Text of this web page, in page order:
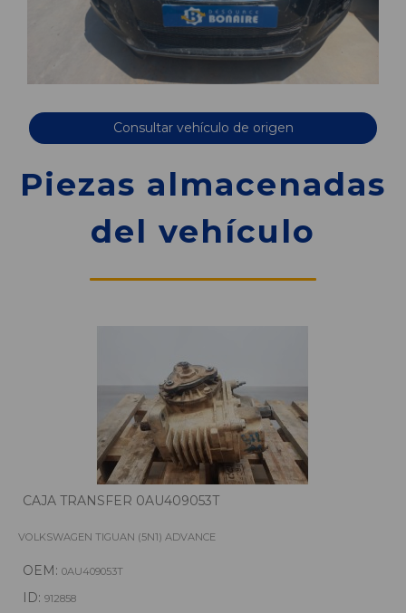
Consultar vehículo de origen
Piezas almacenadas
del vehículo
CAJA TRANSFER 0AU409053T
VOLKSWAGEN TIGUAN (5N1) ADVANCE
OEM: 0AU409053T
ID: 912858